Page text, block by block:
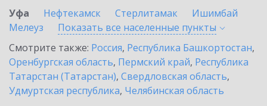
Уфа
Нефтекамск Стерлитамак
Ишимбай
Мелеуз
Показать все населенные пункты
Смотрите также: Россия, Республика Башкортостан,
Оренбургская область, Пермский край, Республика
Татарстан (Татарстан), Свердловская область,
Удмуртская республика, Челябинская область